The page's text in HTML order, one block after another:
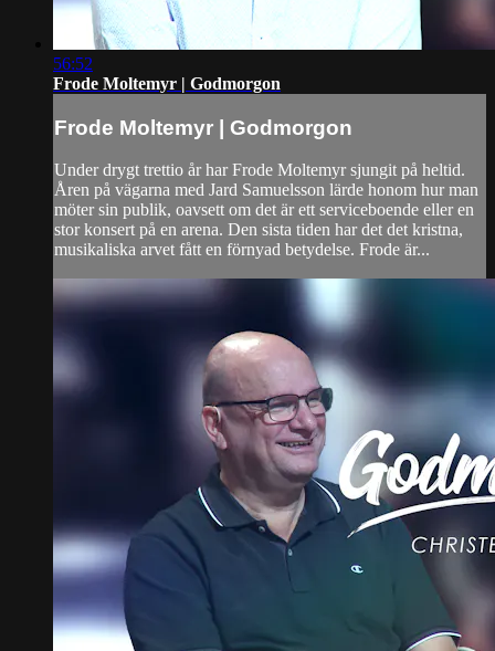
56:52
Frode Moltemyr | Godmorgon
Frode Moltemyr | Godmorgon
Under drygt trettio år har Frode Moltemyr sjungit på heltid.
Åren på vägarna med Jard Samuelsson lärde honom hur man
möter sin publik, oavsett om det är ett serviceboende eller en
stor konsert på en arena. Den sista tiden har det det kristna,
musikaliska arvet fått en förnyad betydelse. Frode är...